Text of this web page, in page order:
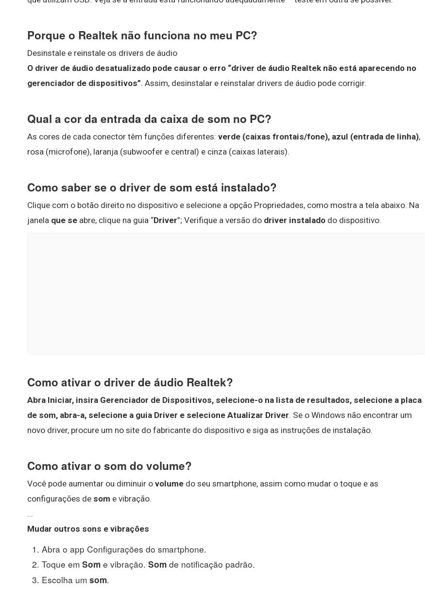
Porque o Realtek não funciona no meu PC?
Desinstale e reinstale os drivers de áudio
O driver de áudio desatualizado pode causar o erro “driver de áudio Realtek não está aparecendo no
gerenciador de dispositivos”. Assim, desinstalar e reinstalar drivers de áudio pode corrigir.
Qual a cor da entrada da caixa de som no PC?
As cores de cada conector têm funções diferentes: verde (caixas frontais/fone), azul (entrada de linha),
rosa (microfone), laranja (subwoofer e central) e cinza (caixas laterais).
Como saber se o driver de som está instalado?
Clique com o botão direito no dispositivo e selecione a opção Propriedades, como mostra a tela abaixo. Na
janela que se abre, clique na guia “Driver”; Verifique a versão do driver instalado do dispositivo.
Como ativar o driver de áudio Realtek?
Abra Iniciar, insira Gerenciador de Dispositivos, selecione-o na lista de resultados, selecione a placa
de som, abra-a, selecione a guia Driver e selecione Atualizar Driver. Se o Windows não encontrar um
novo driver, procure um no site do fabricante do dispositivo e siga as instruções de instalação.
Como ativar o som do volume?
Você pode aumentar ou diminuir o volume do seu smartphone, assim como mudar o toque e as
configurações de som e vibração.
...
Mudar outros sons e vibrações
Abra o app Configurações do smartphone.
Toque em Som e vibração. Som de notificação padrão.
Escolha um som.